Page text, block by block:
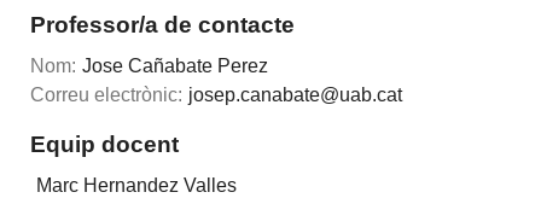
Professor/a de contacte
Nom: Jose Cañabate Perez
Correu electrònic: josep.canabate@uab.cat
Equip docent
Marc Hernandez Valles